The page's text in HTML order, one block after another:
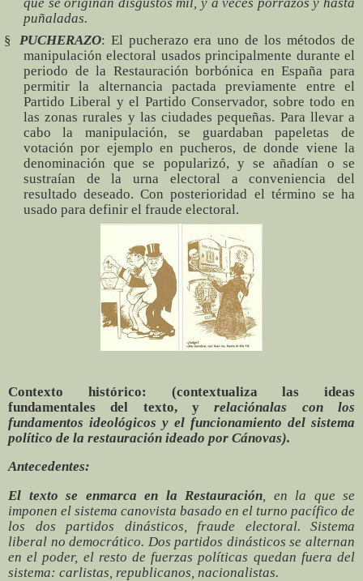
puñaladas.
§
PUCHERAZO: El pucherazo era uno de los métodos de
manipulación electoral usados principalmente durante el
periodo de la Restauración borbónica en España para
permitir la alternancia pactada previamente entre el
Partido Liberal y el Partido Conservador, sobre todo en
las zonas rurales y las ciudades pequeñas. Para llevar a
cabo la manipulación, se guardaban papeletas de
votación por ejemplo en pucheros, de donde viene la
denominación que se popularizó, y se añadían o se
sustraían de la urna electoral a conveniencia del
resultado deseado. Con posterioridad el término se ha
usado para definir el fraude electoral.
Contexto histórico: (contextualiza las ideas
fundamentales del texto, yrelaciónalas con los
fundamentos ideológicos y el funcionamiento del sistema
político de la restauración ideado por Cánovas).
Antecedentes:
El texto se enmarca en la Restauración , en la que se
imponen el sistema canovista basado en el turno pacífico de
los dos partidos dinásticos, fraude electoral. Sistema
liberal no democrático. Dos partidos dinásticos se alternan
en el poder, el resto de fuerzas políticas quedan fuera del
sistema: carlistas, republicanos, nacionalistas.